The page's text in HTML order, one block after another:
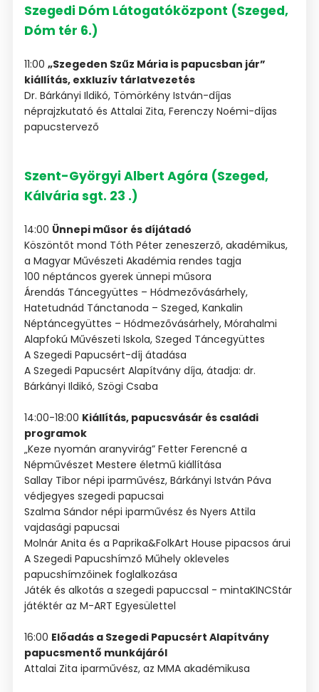
Szegedi Dóm Látogatóközpont (Szeged,
Dóm tér 6.)
11:00 „Szegeden Szűz Mária is papucsban jár”
kiállítás, exkluzív tárlatvezetés
Dr. Bárkányi Ildikó, Tömörkény István-díjas
néprajzkutató és Attalai Zita, Ferenczy Noémi-díjas
papucstervező
Szent-Györgyi Albert Agóra (Szeged,
Kálvária sgt. 23 .)
14:00 Ünnepi műsor és díjátadó
Köszöntőt mond Tóth Péter zeneszerző, akadémikus,
a Magyar Művészeti Akadémia rendes tagja
100 néptáncos gyerek ünnepi műsora
Árendás Táncegyüttes – Hódmezővásárhely,
Hatetudnád Tánctanoda – Szeged, Kankalin
Néptáncegyüttes – Hódmezővásárhely, Mórahalmi
Alapfokú Művészeti Iskola, Szeged Táncegyüttes
A Szegedi Papucsért-díj átadása
A Szegedi Papucsért Alapítvány díja, átadja: dr.
Bárkányi Ildikó, Szögi Csaba
14:00-18:00 Kiállítás, papucsvásár és családi
programok
„Keze nyomán aranyvirág” Fetter Ferencné a
Népművészet Mestere életmű kiállítása
Sallay Tibor népi iparművész, Bárkányi István Páva
védjegyes szegedi papucsai
Szalma Sándor népi iparművész és Nyers Attila
vajdasági papucsai
Molnár Anita és a Paprika&FolkArt House pipacsos árui
A Szegedi Papucshímző Műhely okleveles
papucshímzőinek foglalkozása
Játék és alkotás a szegedi papuccsal - mintaKINCStár
játéktér az M-ART Egyesülettel
16:00 Előadás a Szegedi Papucsért Alapítvány
papucsmentő munkájáról
Attalai Zita iparművész, az MMA akadémikusa